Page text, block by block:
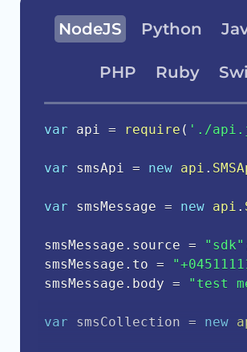
NodeJS Python
PHP Ruby
var api = require ( './
var smsApi = new api .
var smsMessage = new api .
smsMessage . source = "sdk"
smsMessage . to =
smsMessage . body = "test
var smsCollection = new